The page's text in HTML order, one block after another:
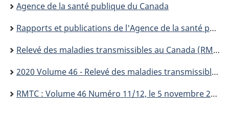
ici :
Agence de la santé publique du Canada
Rapports et publications de l'Agence de la santé publique du Canada
Relevé des maladies transmissibles au Canada (RMTC)
2020 Volume 46 - Relevé des maladies transmissibles au Canada (RMTC)
RMTC : Volume 46 Numéro 11/12, le 5 novembre 2020 : Santé buccodentaire au Canada